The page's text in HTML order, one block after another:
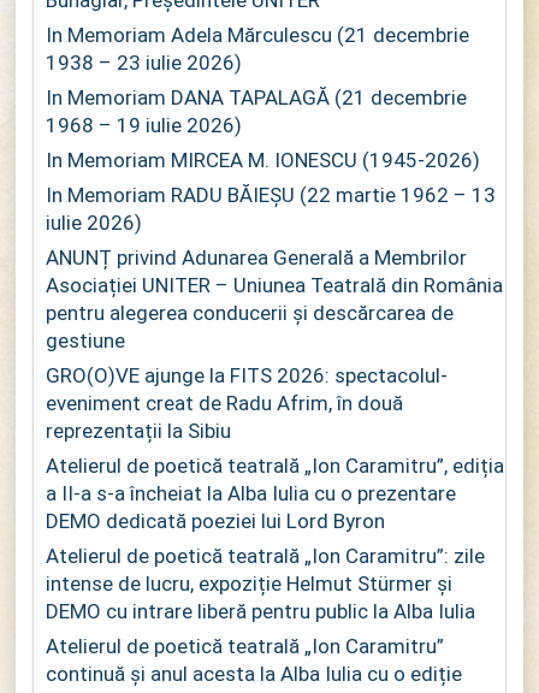
In Memoriam Adela Mărculescu (21 decembrie
1938 – 23 iulie 2026)
In Memoriam DANA TAPALAGĂ (21 decembrie
1968 – 19 iulie 2026)
In Memoriam MIRCEA M. IONESCU (1945-2026)
In Memoriam RADU BĂIEȘU (22 martie 1962 – 13
iulie 2026)
ANUNȚ privind Adunarea Generală a Membrilor
Asociației UNITER – Uniunea Teatrală din România
pentru alegerea conducerii și descărcarea de
gestiune
GRO(O)VE ajunge la FITS 2026: spectacolul-
eveniment creat de Radu Afrim, în două
reprezentații la Sibiu
Atelierul de poetică teatrală „Ion Caramitru”, ediția
a II-a s-a încheiat la Alba Iulia cu o prezentare
DEMO dedicată poeziei lui Lord Byron
Atelierul de poetică teatrală „Ion Caramitru”: zile
intense de lucru, expoziție Helmut Stürmer și
DEMO cu intrare liberă pentru public la Alba Iulia
Atelierul de poetică teatrală „Ion Caramitru”
continuă și anul acesta la Alba Iulia cu o ediție